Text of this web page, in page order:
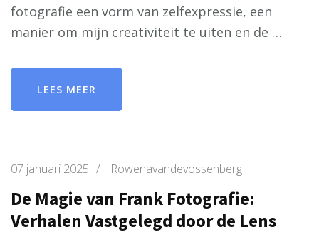
fotografie een vorm van zelfexpressie, een
manier om mijn creativiteit te uiten en de …
LEES MEER
07 januari 2025 / Rowenavandevossenberg
De Magie van Frank Fotografie:
Verhalen Vastgelegd door de Lens